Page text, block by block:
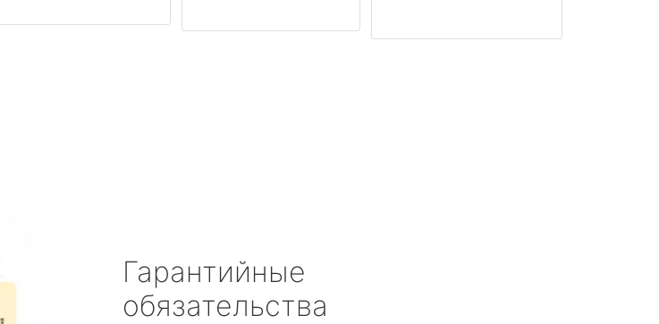
Гарантийные
обязательства